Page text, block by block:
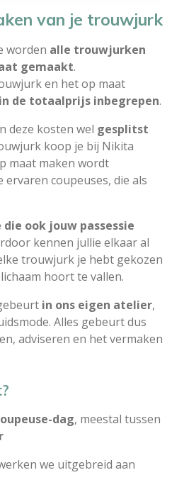
van je trouwjurk
worden alle trouwjurken
gemaakt.
en het op maat
in de totaalprijs inbegrepen.
deze kosten wel gesplitst
koop je bij Nikita
maat maken wordt
coupeuses, die als
die ook jouw passessie
kennen jullie elkaar al
trouwjurk je hebt gekozen
hoort te vallen.
in ons eigen atelier,
Alles gebeurt dus
adviseren en het vermaken
dag, meestal tussen
we uitgebreid aan